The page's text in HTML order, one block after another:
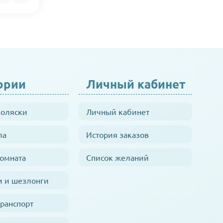
и шезлонги
Личный кабинет
Личный кабинет
История заказов
Список желаний